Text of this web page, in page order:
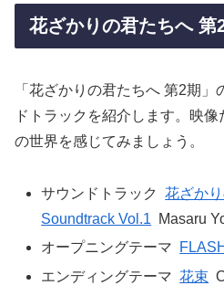
花ざかりの君たちへ 第
「花ざかりの君たちへ 第2期
ドトラックを紹介します。映
の世界を感じてみましょう。
サウンドトラック
花ざか
Soundtrack Vol.1
Masaru
オープニングテーマ
エンディングテーマ 花束